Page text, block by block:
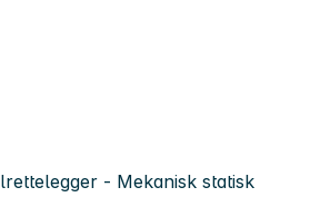
- Mekanisk statisk